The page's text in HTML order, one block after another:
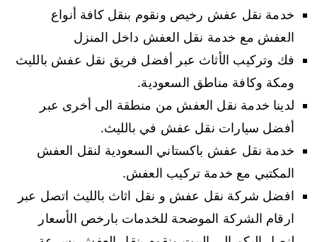
خدمة نقل عفش رخيص ونقوم بنقل كافة أنواع
العفش مع خدمة نقل العفش داخل المنزل
فك وتركيب الأثاث عبر أفضل فريق نقل عفش بالليث
ومكة وكافة مناطق السعودية.
لدينا خدمة نقل العفش من منطقة الى أخرى عبر
أفضل سيارات نقل عفش في بالليث.
خدمة نقل عفش باكستاني السعودية لنقل العفش
المكتبي مع خدمة تركيب العفش.
افضل شركة نقل عفش و نقل اثاث بالليث اتصل عبر
ارقام الشركة الموضحة للخدمات بارخص الأسعار